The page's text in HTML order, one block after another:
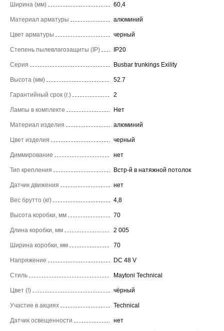
Ширина (мм) 60,4
Материал арматуры алюминий
Цвет арматуры черный
Степень пылевлагозащиты (IP) IP20
Серия Busbar trunkings Exility
Высота (мм) 52.7
Гарантийный срок (г.) 2
Лампы в комплекте Нет
Материал изделия алюминий
Цвет изделия черный
Диммирование нет
Тип крепления Встр-й в натяжной потолок
Датчик движения нет
Вес брутто (кг) 4,8
Высота коробки, мм 70
Длина коробки, мм 2 005
Ширина коробки, мм 70
Напряжение DC 48 V
Стиль Maytoni Technical
Цвет (!) чёрный
Участие в акциях Technical
Датчик освещенности нет